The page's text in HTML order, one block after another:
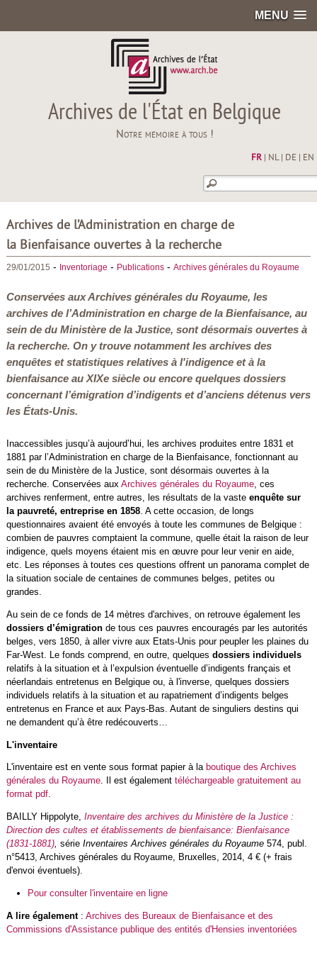
MENU
Archives de l'État en Belgique
Notre mémoire à tous !
FR| NL| DE EN
Archives de l’Administration en charge de
la Bienfaisance ouvertes à la recherche
29/01/2015 - Inventoriage - Publications- Archives générales du Royaume
Conservées aux Archives générales du Royaume, les
archives de l’Administration en charge de la Bienfaisance, au
sein de du Ministère de la Justice, sont désormais ouvertes à
la recherche. On y trouve notamment les archives des
enquêtes et statistiques relatives à l'indigence et à la
bienfaisance au XIXe siècle ou encore quelques dossiers
concernant l’émigration d’indigents et d’anciens détenus vers
les États-Unis.
Inaccessibles jusqu’à aujourd’hui, les archives produites entre 1831 et
1881 par l’Administration en charge de la Bienfaisance, fonctionnant au
sein de du Ministère de la Justice, sont désormais ouvertes à la
recherche. Conservées aux Archives générales du Royaume, ces
archives renferment, entre autres, les résultats de la vaste enquête sur
la pauvreté, entreprise en 1858. A cette occasion, de longs
questionnaires avaient été envoyés à toute les communes de Belgique :
combien de pauvres comptaient la commune, quelle était la raison de leur
indigence, quels moyens étaient mis en œuvre pour leur venir en aide,
etc. Les réponses à toutes ces questions offrent un panorama complet de
la situation sociale de centaines de communes belges, petites ou
grandes.
Au sein de ce fonds de 14 mètres d'archives, on retrouve également les
dossiers d’émigration de tous ces pauvres encouragés par les autorités
belges, vers 1850, à aller vivre aux Etats-Unis pour peupler les plaines du
Far-West. Le fonds comprend, en outre, quelques dossiers individuels
relatifs à la situation et à l’expulsion éventuelle d’indigents français et
néerlandais entretenus en Belgique ou, à l'inverse, quelques dossiers
individuels relatifs à la situation et au rapatriement d’indigents belges
entretenus en France et aux Pays-Bas. Autant de singuliers destins qui
ne demandent qu’à être redécouverts…
L'inventaire
L'inventaire est en vente sous format papier à la boutique des Archives
générales du Royaume. Il est également téléchargeable gratuitement au
format pdf.
BAILLY Hippolyte, Inventaire des archives du Ministère de la Justice :
Direction des cultes et établissements de bienfaisance: Bienfaisance
(1831-1881), série Inventaires Archives générales du Royaume 574, publ.
n°5413, Archives générales du Royaume, Bruxelles, 2014, 4 € (+ frais
d'envoi éventuels).
Pour consulter l'inventaire en ligne
A lire également : Archives des Bureaux de Bienfaisance et des
Commissions d'Assistance publique des entités d'Hensies inventoriées